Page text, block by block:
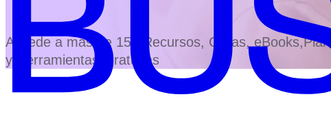
Accede a más de 150 Recursos, Guías,
y Herramientas Gratuitas